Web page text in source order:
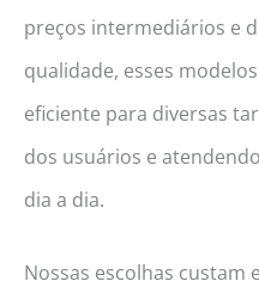
preços intermediários e
qualidade, esses
eficiente para diversas
dos usuários e
dia a dia.
Nossas escolhas custam